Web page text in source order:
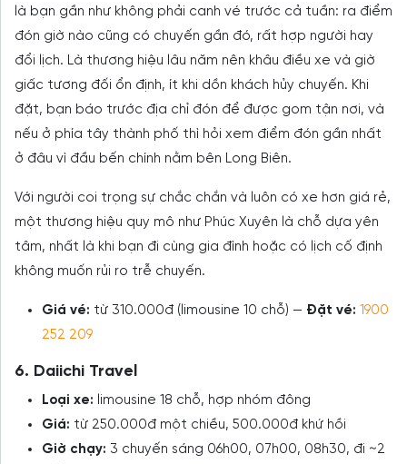
là bạn gần như không phải canh vé trước cả tuần: ra điểm
đón giờ nào cũng có chuyến gần đó, rất hợp người hay
đổi lịch. Là thương hiệu lâu năm nên khâu điều xe và giờ
giấc tương đối ổn định, ít khi dồn khách hủy chuyến. Khi
đặt, bạn báo trước địa chỉ đón để được gom tận nơi, và
nếu ở phía tây thành phố thì hỏi xem điểm đón gần nhất
ở đâu vì đầu bến chính nằm bên Long Biên.
Với người coi trọng sự chắc chắn và luôn có xe hơn giá rẻ,
một thương hiệu quy mô như Phúc Xuyên là chỗ dựa yên
tâm, nhất là khi bạn đi cùng gia đình hoặc có lịch cố định
không muốn rủi ro trễ chuyến.
Giá vé: từ 310.000đ (limousine 10 chỗ) — Đặt vé: 1900
252 209
6. Daiichi Travel
Loại xe: limousine 18 chỗ, hợp nhóm đông
Giá: từ 250.000đ một chiều, 500.000đ khứ hồi
Giờ chạy: 3 chuyến sáng 06h00, 07h00, 08h30, đi ~2